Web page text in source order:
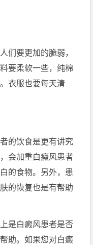
要更加的脆弱，
要柔软一些，纯棉
衣服也要每天清
的饮食是更有讲究
会加重白癜风患者
的食物。另外，患
的恢复也是有帮助
是白癜风患者是否
助。如果您对白癜